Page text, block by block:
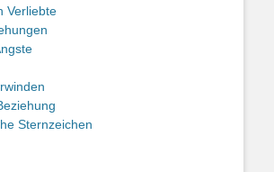
Verliebte
Sternzeichen